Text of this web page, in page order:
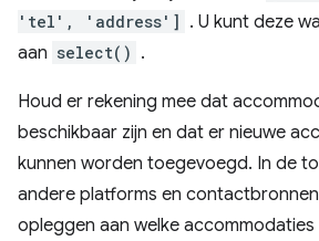
'tel', 'address'] . U kunt deze
aan select() .
Houd er rekening mee dat
beschikbaar zijn en dat er nieuwe
kunnen worden toegevoegd. In de
andere platforms en
opleggen aan welke